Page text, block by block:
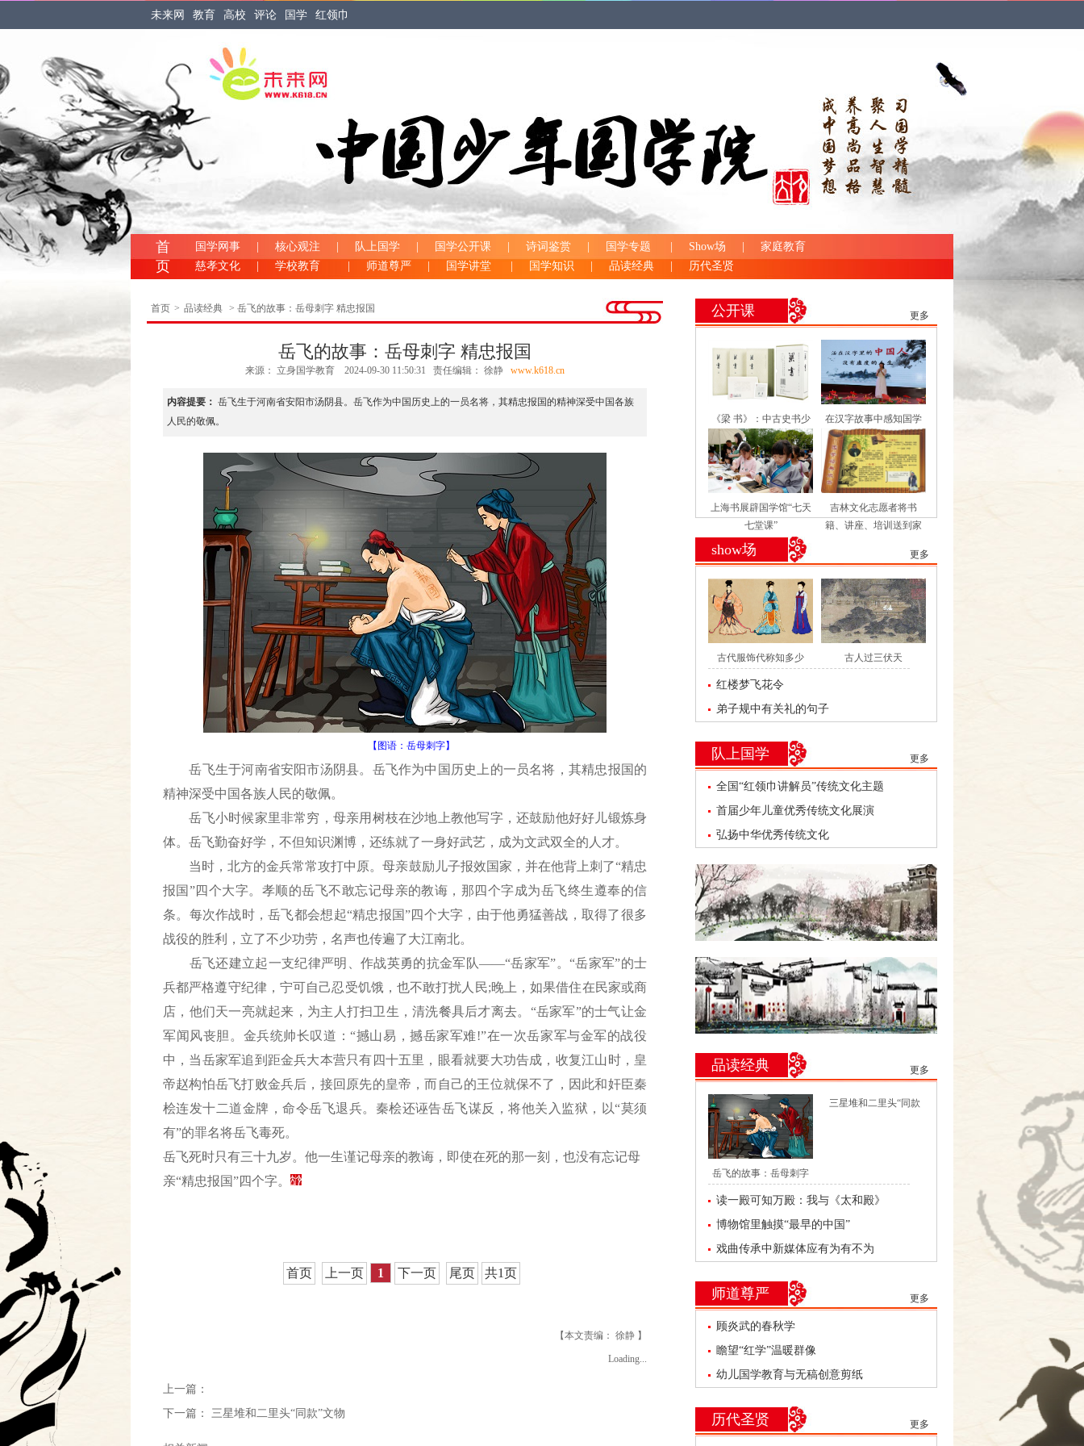
未来网 教育 高校 评论 国学 红领巾
首
页
国学网事 核心观注 队上国学 国学公开课 诗词鉴赏 国学专题 Show场
家庭教育
慈孝文化
学校教育 师道尊严 国学讲堂 国学知识 品读经典 历代圣贤
首页 > 品读经典 > 岳飞的故事：岳母刺字 精忠报国
岳飞的故事：岳母刺字 精忠报国
来源： 立身国学教育 2024-09-30 11:50:31 责任编辑： 徐静 www.k618.cn
内容提要： 岳飞生于河南省安阳市汤阴县。岳飞作为中国历史上的一员名将，其精忠报国的精神深受中国各族
人民的敬佩。
【图语：岳母刺字】
岳飞生于河南省安阳市汤阴县。岳飞作为中国历史上的一员名将，其精忠报国的
精神深受中国各族人民的敬佩。
岳飞小时候家里非常穷，母亲用树枝在沙地上教他写字，还鼓励他好好儿锻炼身
体。岳飞勤奋好学，不但知识渊博，还练就了一身好武艺，成为文武双全的人才。
当时，北方的金兵常常攻打中原。母亲鼓励儿子报效国家，并在他背上刺了“精忠
报国”四个大字。孝顺的岳飞不敢忘记母亲的教诲，那四个字成为岳飞终生遵奉的信
条。每次作战时，岳飞都会想起“精忠报国”四个大字，由于他勇猛善战，取得了很多
战役的胜利，立了不少功劳，名声也传遍了大江南北。
岳飞还建立起一支纪律严明、作战英勇的抗金军队——“岳家军”。“岳家军”的士
兵都严格遵守纪律，宁可自己忍受饥饿，也不敢打扰人民;晚上，如果借住在民家或商
店，他们天一亮就起来，为主人打扫卫生，清洗餐具后才离去。“岳家军”的士气让金
军闻风丧胆。金兵统帅长叹道：“撼山易，撼岳家军难!”在一次岳家军与金军的战役
中，当岳家军追到距金兵大本营只有四十五里，眼看就要大功告成，收复江山时，皇
帝赵构怕岳飞打败金兵后，接回原先的皇帝，而自己的王位就保不了，因此和奸臣秦
桧连发十二道金牌，命令岳飞退兵。秦桧还诬告岳飞谋反，将他关入监狱，以“莫须
有”的罪名将岳飞毒死。
岳飞死时只有三十九岁。他一生谨记母亲的教诲，即使在死的那一刻，也没有忘记母
亲“精忠报国”四个字。
首页 上一页 1 下一页 尾页 共1页
【本文责编： 徐静 】
Loading...
上一篇：
下一篇： 三星堆和二里头“同款”文物
公开课 更多
《梁 书》：中古史书少
见之佳作
在汉字故事中感知国学
文化之美——郑州市中
原区桐柏路小学汉字书
院开课了！
上海书展辟国学馆“七天
七堂课”
吉林文化志愿者将书
籍、讲座、培训送到家
show场 更多
古代服饰代称知多少 古人过三伏天
红楼梦飞花令
弟子规中有关礼的句子
队上国学 更多
全国“红领巾讲解员”传统文化主题
首届少年儿童优秀传统文化展演
弘扬中华优秀传统文化
品读经典 更多
岳飞的故事：岳母刺字
三星堆和二里头“同款
读一殿可知万殿：我与《太和殿》
博物馆里触摸“最早的中国”
戏曲传承中新媒体应有为有不为
师道尊严 更多
顾炎武的春秋学
瞻望“红学”温暖群像
幼儿国学教育与无稿创意剪纸
历代圣贤 更多